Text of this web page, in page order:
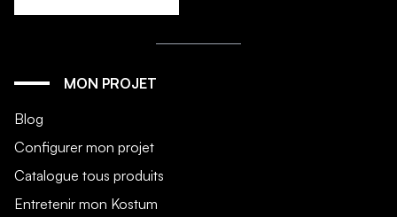
MON PROJET
Blog
Configurer mon projet
Catalogue tous produits
Entretenir mon Kostum